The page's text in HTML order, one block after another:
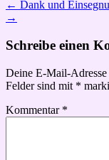
← Dank und
→
Schreibe einen
Deine E-Mail-
Felder sind mit *
Kommentar *